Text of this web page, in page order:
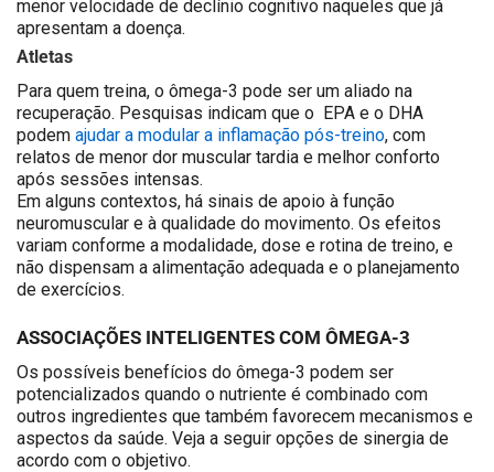
menor velocidade de declínio cognitivo naqueles que já
apresentam a doença.
Atletas
Para quem treina, o ômega-3 pode ser um aliado na
recuperação. Pesquisas indicam que o EPA e o DHA
podem ajudar a modular a inflamação pós-treino, com
relatos de menor dor muscular tardia e melhor conforto
após sessões intensas.
Em alguns contextos, há sinais de apoio à função
neuromuscular e à qualidade do movimento. Os efeitos
variam conforme a modalidade, dose e rotina de treino, e
não dispensam a alimentação adequada e o planejamento
de exercícios.
ASSOCIAÇÕES INTELIGENTES COM ÔMEGA-3
Os possíveis benefícios do ômega-3 podem ser
potencializados quando o nutriente é combinado com
outros ingredientes que também favorecem mecanismos e
aspectos da saúde. Veja a seguir opções de sinergia de
acordo com o objetivo.